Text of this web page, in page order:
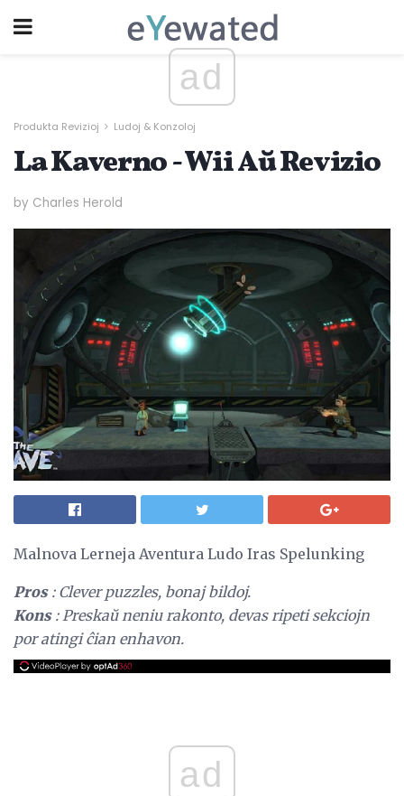
ad
Produkta Revizioj Ludoj & Konzoloj
La Kaverno - Wii Aŭ Revizio
by Charles Herold
Malnova Lerneja Aventura Ludo Iras Spelunking
Pros : Clever puzzles, bonaj bildoj.
Kons: Preskaŭ neniu rakonto, devas ripeti sekciojn
por atingi ĉian enhavon.
ad